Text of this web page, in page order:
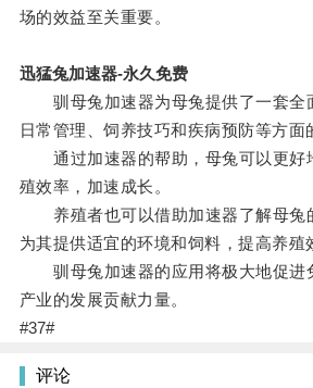
场的效益至关重要。
迅猛兔加速器-永久免费
驯母兔加速器为母兔提供了一套全
日常管理、饲养技巧和疾病预防等方面
通过加速器的帮助，母兔可以更好
殖效率，加速成长。
养殖者也可以借助加速器了解母兔
为其提供适宜的环境和饲料，提高养殖
驯母兔加速器的应用将极大地促进
产业的发展贡献力量。
#37#
评论